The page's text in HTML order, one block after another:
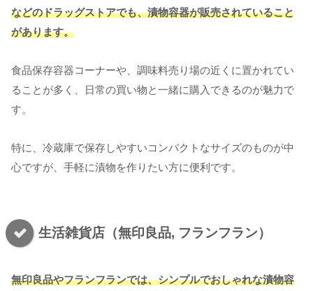
などのドラッグストアでも、漬物容器が販売されていること
があります。
食品保存容器コーナーや、調味料売り場の近くに置かれてい
ることが多く、日常の買い物と一緒に購入できるのが魅力で
す。
特に、冷蔵庫で保存しやすいコンパクトなサイズのものが中
心ですが、手軽に漬物を作りたい方に便利です。
生活雑貨店（無印良品, フランフラン）
無印良品やフランフランでは、シンプルでおしゃれな漬物容